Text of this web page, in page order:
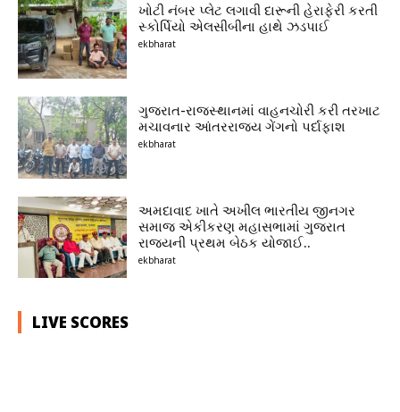
ખોટી નંબર પ્લેટ લગાવી દારૂની હેરાફેરી કરતી
સ્કોર્પિયો એલસીબીના હાથે ઝડપાઈ
ekbharat
ગુજરાત-રાજસ્થાનમાં વાહનચોરી કરી તરખાટ
મચાવનાર આંતરરાજ્ય ગેંગનો પર્દાફાશ
ekbharat
અમદાવાદ ખાતે અખીલ ભારતીય જીનગર
સમાજ એકીકરણ મહાસભામાં ગુજરાત
રાજ્યની પ્રથમ બેઠક યોજાઈ..
ekbharat
LIVE SCORES